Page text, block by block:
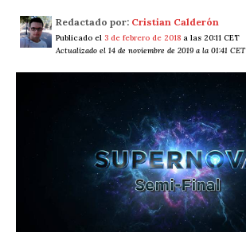
Redactado por: Cristian Calderón
Publicado el 3 de febrero de 2018 a las 20:11 CET
Actualizado el 14 de noviembre de 2019 a la 01:41 CET